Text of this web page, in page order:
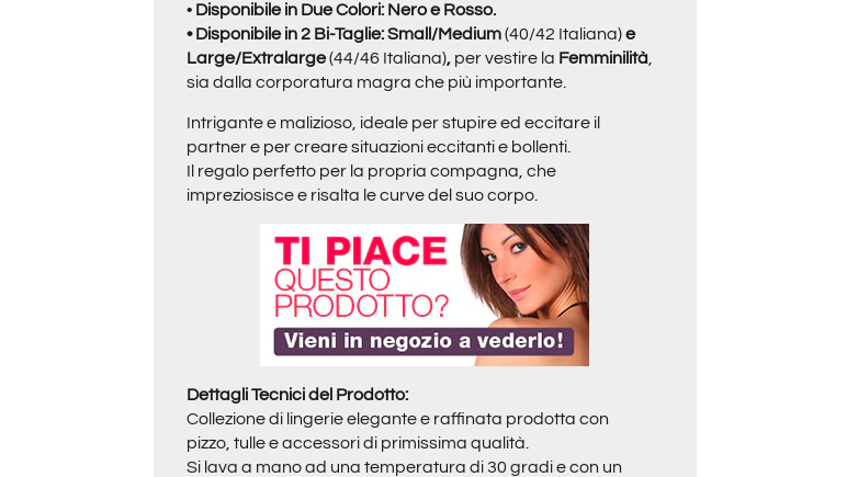
• Disponibile in Due Colori: Nero e Rosso.
•Disponibile in 2 Bi-Taglie: Small/Medium(40/42 Italiana)e
Large/Extralarge(44/46 Italiana), per vestire la Femminilità
sia dalla corporatura magra che più importante.
Intrigante e malizioso, ideale per stupire ed eccitare il
partner e per creare situazioni eccitanti e bollenti.
Il regalo perfetto per la propria compagna, che
impreziosisce e risalta le curve del suo corpo.
Dettagli Tecnici del Prodotto:
Collezione di lingerie elegante e raffinata prodotta con
pizzo, tulle e accessori di primissima qualità.
Si lava a mano ad una temperatura di 30 gradi e con un